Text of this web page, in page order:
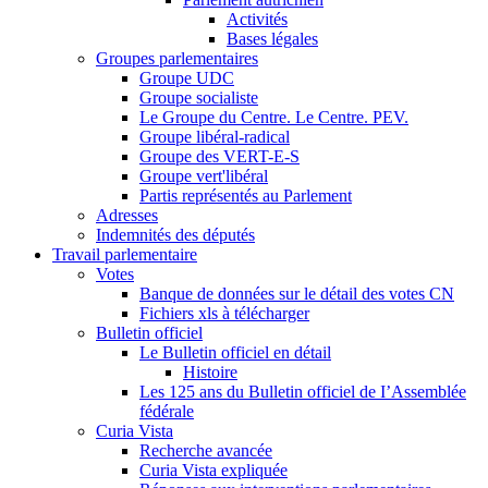
Activités
Bases légales
Groupes parlementaires
Groupe UDC
Groupe socialiste
Le Groupe du Centre. Le Centre. PEV.
Groupe libéral-radical
Groupe des VERT-E-S
Groupe vert'libéral
Partis représentés au Parlement
Adresses
Indemnités des députés
Travail parlementaire
Votes
Banque de données sur le détail des votes CN
Fichiers xls à télécharger
Bulletin officiel
Le Bulletin officiel en détail
Histoire
Les 125 ans du Bulletin officiel de I’Assemblée
fédérale
Curia Vista
Recherche avancée
Curia Vista expliquée